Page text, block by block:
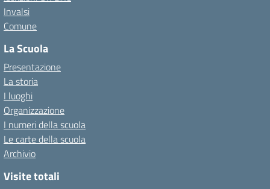
Invalsi
Comune
La Scuola
Presentazione
La storia
I luoghi
Organizzazione
I numeri della scuola
Le carte della scuola
Archivio
Visite totali